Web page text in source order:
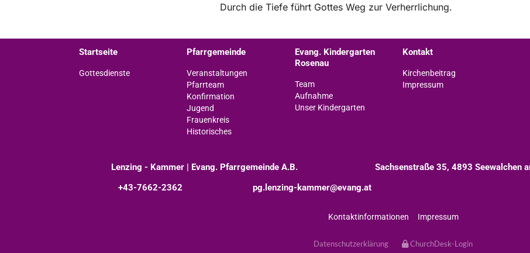
Durch die Tiefe führt Gottes Weg zur Verherrlichung.
Startseite
Gottesdienste
Pfarrgemeinde
Veranstaltungen
Pfarrteam
Konfirmation
Jugend
Frauenkreis
Historisches
Evang. Kindergarten
Rosenau
Team
Aufnahme
Unser Kindergarten
Kontakt
Kirchenbeitrag
Impressum
Lenzing - Kammer | Evang. Pfarrgemeinde A.B.
Sachsenstraße 35, 4893 Seewalchen
+43-7662-2362
pg.lenzing-kammer@evang.at
Kontaktinformationen Impressum
Datenschutzerklärung ChurchDesk-Login